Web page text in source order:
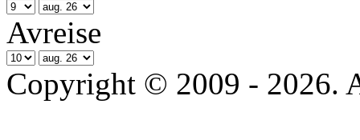
Avreise
Copyright © 2009 - 2026.